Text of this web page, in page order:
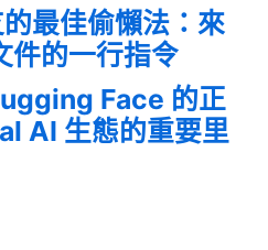
最佳偷懶法：來
件的一行指令
Face 的正
AI 生態的重要里